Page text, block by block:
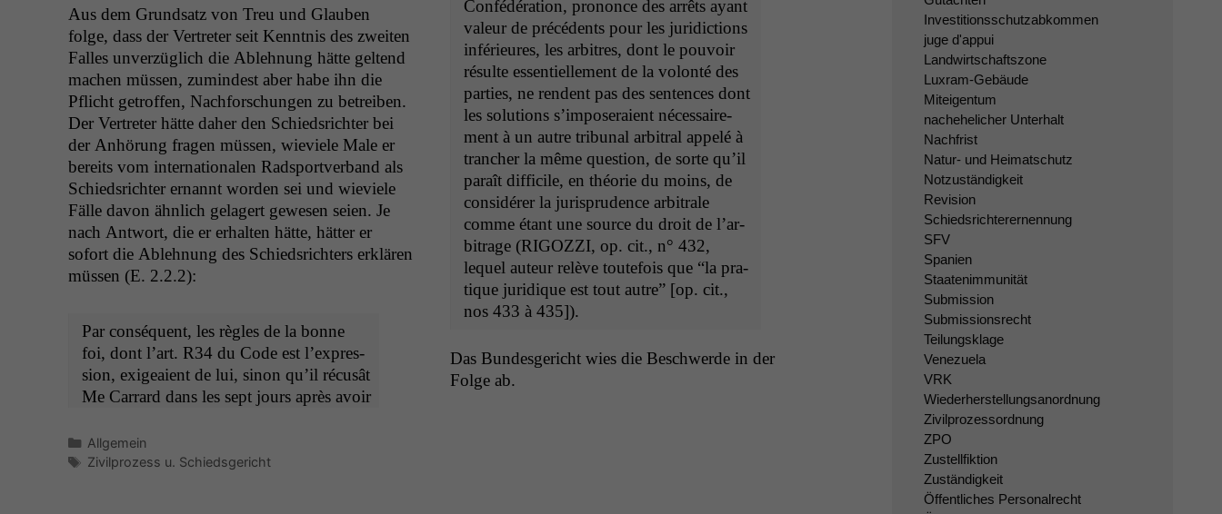
Aus dem Grund­satz von Treu und Glauben
folge, dass der Vertreter seit Ken­nt­nis des zweit­en
Fall­es unverzüglich die Ablehnung hätte gel­tend
machen müssen, zumin­d­est aber habe ihn die
Pflicht getrof­fen, Nach­forschun­gen zu betreiben.
Der Vertreter hätte daher den Schied­srichter bei
der Anhörung fra­gen müssen, wieviele Male er
bere­its vom inter­na­tionalen Rad­sportver­band als
Schied­srichter ernan­nt wor­den sei und wieviele
Fälle davon ähn­lich gelagert gewe­sen seien. Je
nach Antwort, die er erhal­ten hätte, hät­ter er
sofort die Ablehnung des Schied­srichters erk­lären
müssen (E. 2.2.2):
Par con­séquent, les règles de la bonne
foi, dont l’art. R34 du Code est l’ex­pres­
sion, exigeaient de lui, sinon qu’il récusât
Me Car­rard dans les sept jours après avoir
Con­fédéra­tion, prononce des arrêts ayant
valeur de précé­dents pour les juri­dic­tions
inférieures, les arbi­tres, dont le pou­voir
résulte essen­tielle­ment de la volon­té des
par­ties, ne ren­dent pas des sen­tences dont
les solu­tions s’im­poseraient néces­saire­
ment à un autre tri­bunal arbi­tral appelé à
tranch­er la même ques­tion, de sorte qu’il
paraît dif­fi­cile, en théorie du moins, de
con­sid­ér­er la jurispru­dence arbi­trale
comme étant une source du droit de l’ar­
bi­trage (RIGOZZI, op. cit., n° 432,
lequel auteur relève toute­fois que “la pra­
tique juridique est tout autre” [op. cit.,
nos 433 à 435]).
Das Bun­des­gericht wies die Beschw­erde in der
Folge ab.
Kategorien
Allgemein
Schlagwörter
Zivilprozess u. Schiedsgericht
Investitionsschutzabkommen
juge d'appui
Landwirtschaftszone
Luxram-Gebäude
Miteigentum
nachehelicher Unterhalt
Nachfrist
Natur- und Heimatschutz
Notzuständigkeit
Revision
Schiedsrichterernennung
SFV
Spanien
Staatenimmunität
Submission
Submissionsrecht
Teilungsklage
Venezuela
VRK
Wiederherstellungsanordnung
Zivilprozessordnung
ZPO
Zustellfiktion
Zuständigkeit
Öffentliches Personalrecht
Notwendige
Cookies
Diese
Cookies sind
nicht
optional, es
braucht sie,
damit die
Website
korrekt
angezeigt
werden kann.
Statistiken
Um unsere
Website zu
wir